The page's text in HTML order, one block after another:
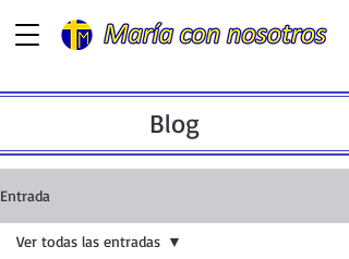
Blog
Entrada
Ver todas las entradas